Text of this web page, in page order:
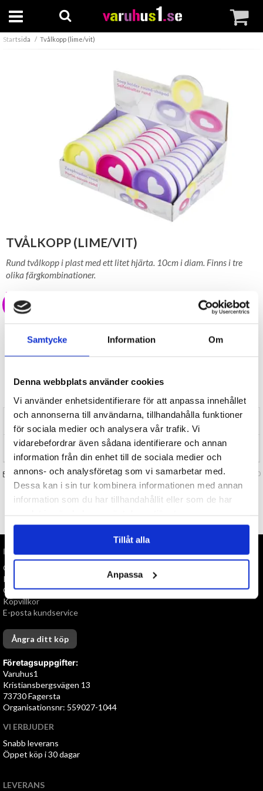
Samtycke Information Om
Denna webbplats använder cookies
Vi använder enhetsidentifierare för att anpassa innehållet
och annonserna till användarna, tillhandahålla funktioner
för sociala medier och analysera vår trafik. Vi
vidarebefordrar även sådana identifierare och annan
information från din enhet till de sociala medier och
annons- och analysföretag som vi samarbetar med.
Dessa kan i sin tur kombinera informationen med annan
information som du har tillhandahållit eller som de har
Tillåt alla
Anpassa
Startsida Tvålkopp (lime/vit)
TVÅLKOPP (LIME/VIT)
Rund tvålkopp i plast med ett litet hjärta. 10cm i diam. Finns i tre
olika färgkombinationer.
20 kr
BEVAKA
Tillfälligt Slut
RECENSIONER (0)
TIPSA
FRÅGA OSS OM VARAN Art. nr 125840
INFORMATION
Om oss
Personuppgiftspolicy
Cookies
Köpvillkor
E-posta kundservice
Ångra ditt köp
Företagsuppgifter:
Varuhus1
Kristiansbergsvägen 13
73730 Fagersta
Organisationsnr: 559027-1044
VI ERBJUDER
Snabb leverans
Öppet köp i 30 dagar
LEVERANS